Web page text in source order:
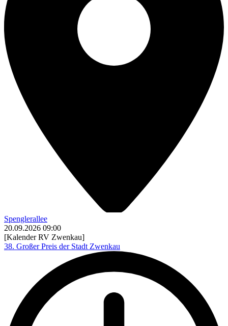
Spenglerallee
20.09.2026 09:00
[Kalender RV Zwenkau]
38. Großer Preis der Stadt Zwenkau